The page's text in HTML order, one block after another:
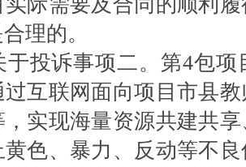
理的。
于投诉事项二。第4包
过互联网面向项目市县
实现海量资源共建共
色、暴力、反动等不